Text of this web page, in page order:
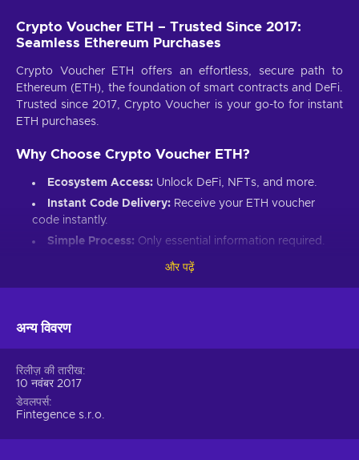
Crypto Voucher ETH – Trusted Since 2017:
Seamless Ethereum Purchases
Crypto Voucher ETH offers an effortless, secure path to
Ethereum (ETH), the foundation of smart contracts and DeFi.
Trusted since 2017, Crypto Voucher is your go-to for instant
ETH purchases.
Why Choose Crypto Voucher ETH?
Ecosystem Access: Unlock DeFi, NFTs, and more.
Instant Code Delivery: Receive your ETH voucher
code instantly.
Simple Process: Only essential information required.
Introduce loved ones to Ethereum’s world.
Set up an Ethereum-compatible wallet.
Input your ETH voucher code.
Provide your email for confirmation.
Choose Ethereum (ETH).
और पढ़ें
अन्य विवरण
रिलीज़ की तारीख
10 नवंबर 2017
डेवलपर्स
Fintegence s.r.o.